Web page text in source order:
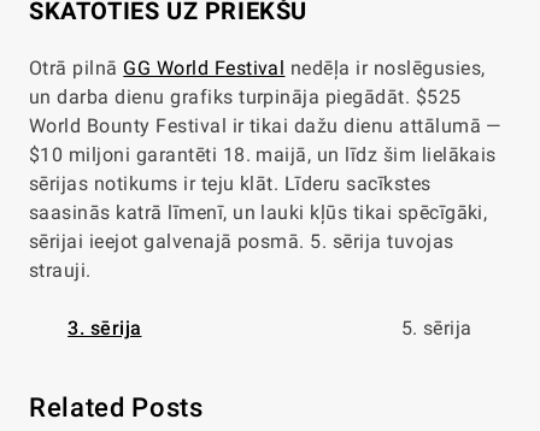
SKATOTIES UZ PRIEKŠU
Otrā pilnā GG World Festival nedēļa ir noslēgusies,
un darba dienu grafiks turpināja piegādāt. $525
World Bounty Festival ir tikai dažu dienu attālumā —
$10 miljoni garantēti 18. maijā, un līdz šim lielākais
sērijas notikums ir teju klāt. Līderu sacīkstes
saasinās katrā līmenī, un lauki kļūs tikai spēcīgāki,
sērijai ieejot galvenajā posmā. 5. sērija tuvojas
strauji.
3. sērija 5. sērija
Related Posts